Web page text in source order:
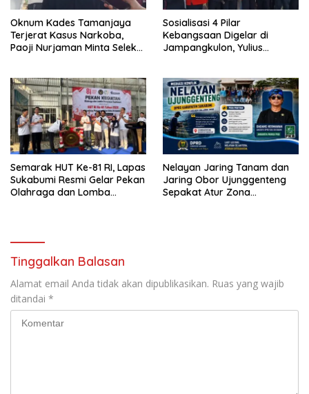
Oknum Kades Tamanjaya
Terjerat Kasus Narkoba,
Paoji Nurjaman Minta Seleksi
Sosialisasi 4 Pilar
Kebangsaan Digelar di
Jampangkulon, Yulius
Semarak HUT Ke-81 RI, Lapas
Sukabumi Resmi Gelar Pekan
Olahraga dan Lomba
Nelayan Jaring Tanam dan
Jaring Obor Ujunggenteng
Sepakat Atur Zona
Tinggalkan Balasan
Alamat email Anda tidak akan dipublikasikan. Ruas yang wajib
ditandai *